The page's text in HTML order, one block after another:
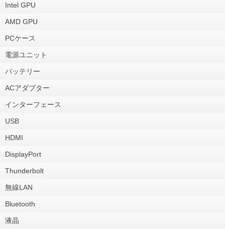
Intel GPU
AMD GPU
PCケース
電源ユニット
バッテリー
ACアダプター
インターフェース
USB
HDMI
DisplayPort
Thunderbolt
無線LAN
Bluetooth
液晶